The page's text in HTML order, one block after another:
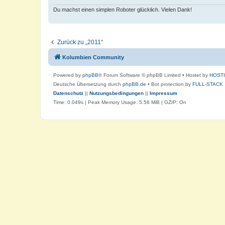
Du machst einen simplen Roboter glücklich. Vielen Dank!
Zurück zu „2011“
Kolumbien Community
Powered by phpBB® Forum Software © phpBB Limited • Hostet by
Deutsche Übersetzung durch phpBB.de • Bot protection by FULL-STACK
Datenschutz || Nutzungsbedingungen || Impressum
Time: 0.049s | Peak Memory Usage: 5.58 MiB | GZIP: On